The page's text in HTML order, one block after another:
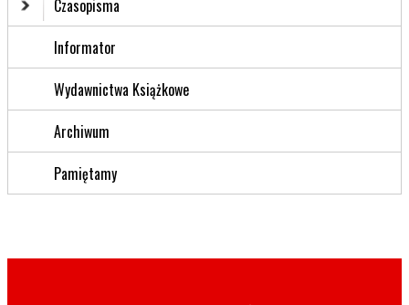
Czasopisma
Informator
Wydawnictwa Książkowe
Archiwum
Pamiętamy